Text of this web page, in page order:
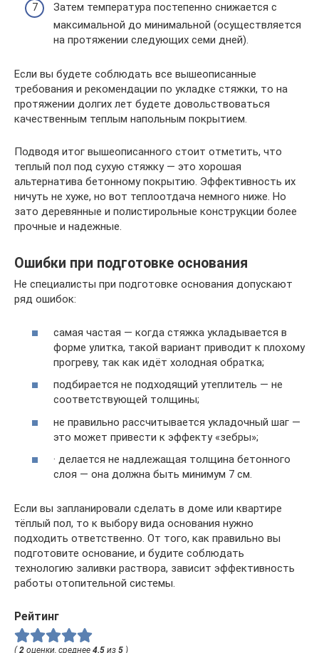
Затем температура постепенно снижается с
максимальной до минимальной (осуществляется
на протяжении следующих семи дней).
Если вы будете соблюдать все вышеописанные
требования и рекомендации по укладке стяжки, то на
протяжении долгих лет будете довольствоваться
качественным теплым напольным покрытием.
Подводя итог вышеописанного стоит отметить, что
теплый пол под сухую стяжку — это хорошая
альтернатива бетонному покрытию. Эффективность их
ничуть не хуже, но вот теплоотдача немного ниже. Но
зато деревянные и полистирольные конструкции более
прочные и надежные.
Ошибки при подготовке основания
Не специалисты при подготовке основания допускают
ряд ошибок:
самая частая — когда стяжка укладывается в
форме улитка, такой вариант приводит к плохому
прогреву, так как идёт холодная обратка;
подбирается не подходящий утеплитель — не
соответствующей толщины;
не правильно рассчитывается укладочный шаг —
это может привести к эффекту «зебры»;
· делается не надлежащая толщина бетонного
слоя — она должна быть минимум 7 см.
Если вы запланировали сделать в доме или квартире
тёплый пол, то к выбору вида основания нужно
подходить ответственно. От того, как правильно вы
подготовите основание, и будите соблюдать
технологию заливки раствора, зависит эффективность
работы отопительной системы.
Рейтинг
( 2 оценки, среднее 4.5 из 5 )